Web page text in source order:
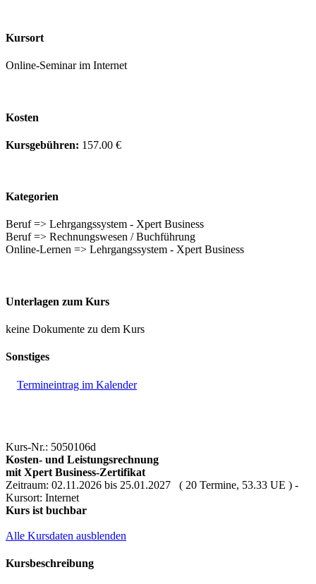
Kursort
Online-Seminar im Internet
Kosten
Kursgebühren: 157.00 €
Kategorien
Beruf => Lehrgangssystem - Xpert Business
Beruf => Rechnungswesen / Buchführung
Online-Lernen => Lehrgangssystem - Xpert Business
Unterlagen zum Kurs
keine Dokumente zu dem Kurs
Sonstiges
Termineintrag im Kalender
Kurs-Nr.: 5050106d
Kosten- und Leistungsrechnung
mit Xpert Business-Zertifikat
Zeitraum: 02.11.2026 bis 25.01.2027 ( 20 Termine, 53.33 UE ) -
Kursort: Internet
Kurs ist buchbar
Alle Kursdaten ausblenden
Kursbeschreibung